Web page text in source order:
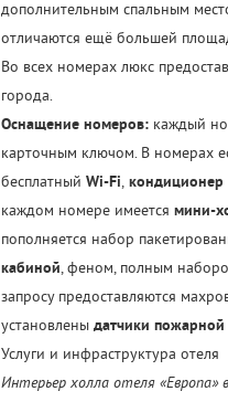
дополнительным спальным
отличаются ещё большей
Во всех номерах люкс
города.
Оснащение номеров:каждый
карточным ключом. В номерах
бесплатный Wi-Fi, кондиционер
каждом номере имеется мини-
пополняется набор
кабиной, феном, полным
запросу предоставляются
установлены датчики пожарной
Услуги и инфраструктура отеля
Интерьер холла отеля «Европа»